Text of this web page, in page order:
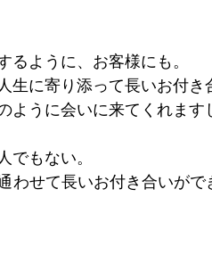
るように、お客様にも。
生に寄り添って長いお付き
ように会いに来てくれます
でもない。
わせて長いお付き合いが